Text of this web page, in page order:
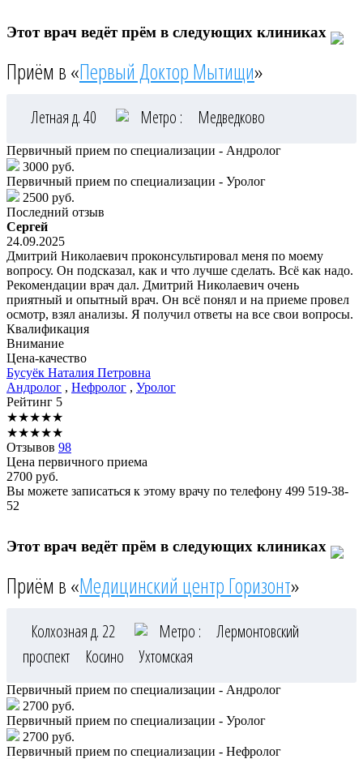
Этот врач ведёт прём в следующих клиниках
Приём в «Первый Доктор Мытищи»
Летная д. 40 Метро : Медведково
Первичный прием по специализации - Андролог
3000 руб.
Первичный прием по специализации - Уролог
2500 руб.
Последний отзыв
Сергей
24.09.2025
Дмитрий Николаевич проконсультировал меня по моему
вопросу. Он подсказал, как и что лучше сделать. Всё как надо.
Рекомендации врач дал. Дмитрий Николаевич очень
приятный и опытный врач. Он всё понял и на приеме провел
осмотр, взял анализы. Я получил ответы на все свои вопросы.
Квалификация
Внимание
Цена-качество
Бусуёк Наталия Петровна
Андролог , Нефролог , Уролог
Рейтинг 5
★★★★★
★★★★★
Отзывов 98
Цена первичного приема
2700 руб.
Вы можете записаться к этому врачу по телефону 499 519-38-
52
Этот врач ведёт прём в следующих клиниках
Приём в «Медицинский центр Горизонт»
Колхозная д. 22 Метро :
Лермонтовский
проспект
Косино Ухтомская
Первичный прием по специализации - Андролог
2700 руб.
Первичный прием по специализации - Уролог
2700 руб.
Первичный прием по специализации - Нефролог